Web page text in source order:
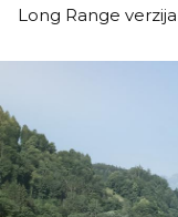
Long Range